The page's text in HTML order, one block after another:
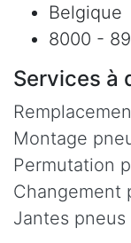
Belgique
8000 -
Services à
Montage
Permutation
Changement
Jantes pneus